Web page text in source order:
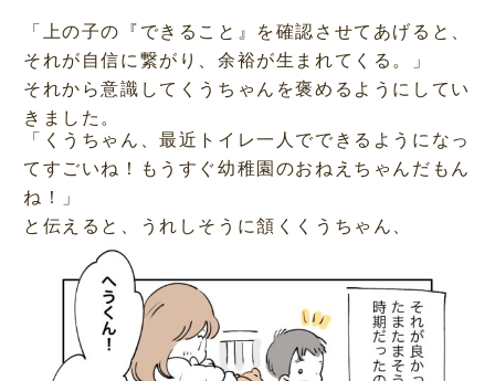
「上の子の『できること』を確認させてあげると、
それが自信に繋がり、余裕が生まれてくる。」
それから意識してくうちゃんを褒めるようにしてい
きました。
「くうちゃん、最近トイレ一人でできるようになっ
てすごいね！もうすぐ幼稚園のおねえちゃんだもん
ね！」
と伝えると、うれしそうに頷くくうちゃん、